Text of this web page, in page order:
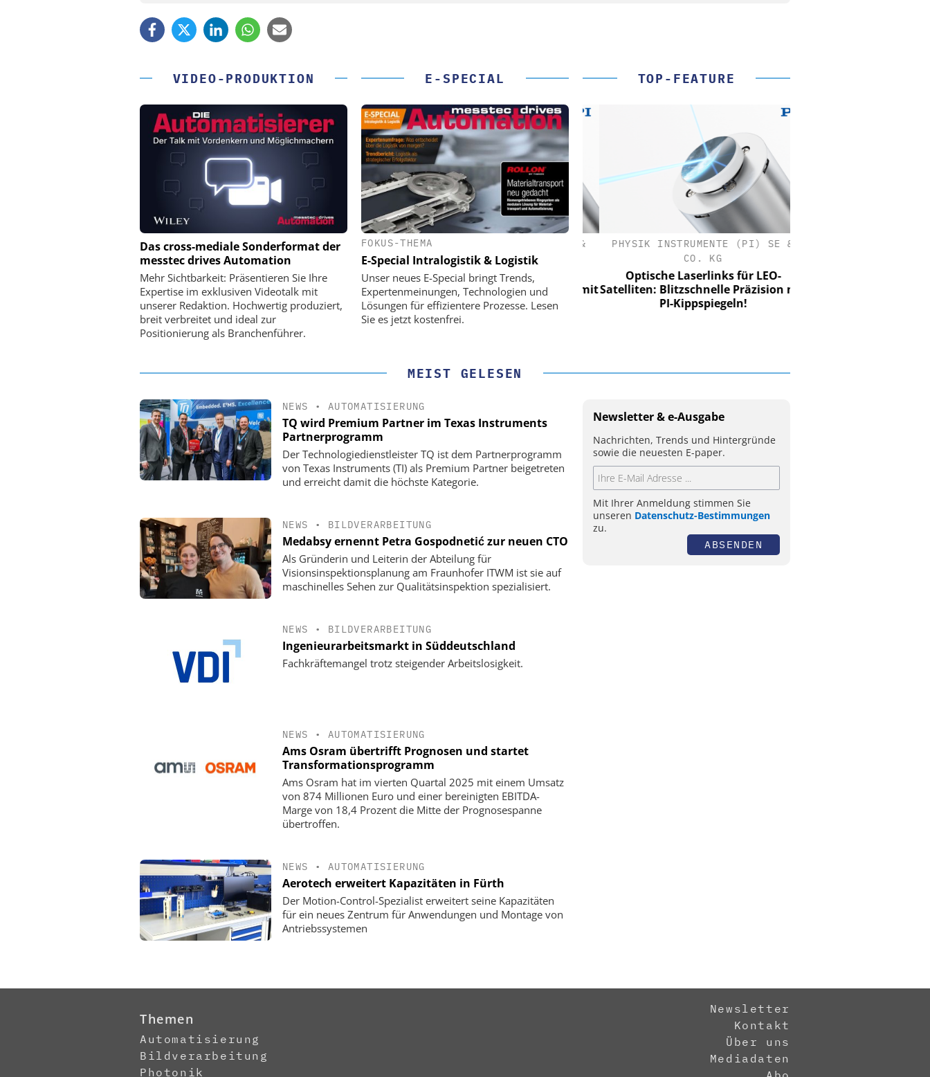
VIDEO-PRODUKTION
Das cross-mediale Sonderformat der
messtec drives Automation
Mehr Sichtbarkeit: Präsentieren Sie Ihre
Expertise im exklusiven Videotalk mit
unserer Redaktion. Hochwertig produziert,
breit verbreitet und ideal zur
Positionierung als Branchenführer.
E-SPECIAL
FOKUS-THEMA
E-Special Intralogistik & Logistik
Unser neues E-Special bringt Trends,
Expertenmeinungen, Technologien und
Lösungen für effizientere Prozesse. Lesen
Sie es jetzt kostenfrei.
TOP-FEATURE
PHYSIK INSTRUMENTE (PI) SE &
CO. KG
Optische Laserlinks für LEO-
Satelliten: Blitzschnelle Präzision mit
PI-Kippspiegeln!
PHYSIK INSTRUMENTE (PI) SE &
CO. KG
Optische Laserlinks für LEO-
Satelliten: Blitzschnelle Präzision mit
PI-Kippspiegeln!
PHYSIK INSTRUMENTE (PI) SE &
CO. KG
Optische Laserlinks für LEO-
Satelliten: Blitzschnelle Präzision mit
PI-Kippspiegeln!
MEIST GELESEN
NEWS • AUTOMATISIERUNG
TQ wird Premium Partner im Texas Instruments
Partnerprogramm
Der Technologiedienstleister TQ ist dem Partnerprogramm
von Texas Instruments (TI) als Premium Partner beigetreten
und erreicht damit die höchste Kategorie.
NEWS • BILDVERARBEITUNG
Medabsy ernennt Petra Gospodnetić zur neuen CTO
Als Gründerin und Leiterin der Abteilung für
Visionsinspektionsplanung am Fraunhofer ITWM ist sie auf
maschinelles Sehen zur Qualitätsinspektion spezialisiert.
NEWS • BILDVERARBEITUNG
Ingenieurarbeitsmarkt in Süddeutschland
Fachkräftemangel trotz steigender Arbeitslosigkeit.
NEWS • AUTOMATISIERUNG
Ams Osram übertrifft Prognosen und startet
Transformationsprogramm
Ams Osram hat im vierten Quartal 2025 mit einem Umsatz
von 874 Millionen Euro und einer bereinigten EBITDA-
Marge von 18,4 Prozent die Mitte der Prognosespanne
übertroffen.
NEWS • AUTOMATISIERUNG
Aerotech erweitert Kapazitäten in Fürth
Der Motion-Control-Spezialist erweitert seine Kapazitäten
für ein neues Zentrum für Anwendungen und Montage von
Antriebssystemen
Newsletter & e-Ausgabe
Nachrichten, Trends und Hintergründe
sowie die neuesten E-paper.
Mit Ihrer Anmeldung stimmen Sie
unseren Datenschutz-Bestimmungen
zu.
ABSENDEN
Themen
Automatisierung
Bildverarbeitung
Photonik
Newsletter
Kontakt
Über uns
Mediadaten